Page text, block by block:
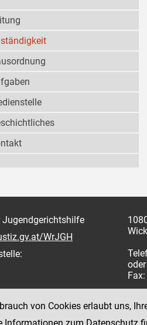
Jugendgerichtshilfe
WrJGH
von Cookies erlaubt uns,